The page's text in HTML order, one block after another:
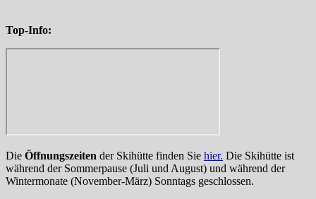
Seitenleisten-
Widgetbereich
Top-Info:
Die Öffnungszeiten der Skihütte finden Sie hier. Die Skihütte ist
während der Sommerpause (Juli und August) und während der
Wintermonate (November-März) Sonntags geschlossen.